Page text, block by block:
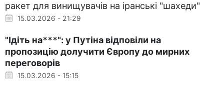
ракет для винищувачів на іранські "шахеди"
15.03.2026 - 21:29
"Ідіть на***": у Путіна відповіли на
пропозицію долучити Європу до мирних
переговорів
15.03.2026 - 15:15